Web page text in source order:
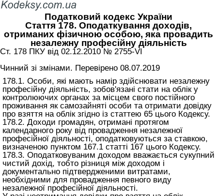
Податковий кодекс України
Стаття 178. Оподаткування доходів,
отриманих фізичною особою, яка провадить
незалежну професійну діяльність
Ст. 178 ПКУ від 02.12.2010 № 2755-VI
Чинний зі змінами. Перевірено 08.07.2019
178.1. Особи, які мають намір здійснювати незалежну
професійну діяльність, зобов'язані стати на облік у
контролюючих органах за місцем свого постійного
проживання як самозайняті особи та отримати довідку
про взяття на облік згідно із статтею 65 цього Кодексу.
178.2. Доходи громадян, отримані протягом
календарного року від провадження незалежної
професійної діяльності, оподатковуються за ставкою,
визначеною пунктом 167.1 статті 167 цього Кодексу.
178.3. Оподатковуваним доходом вважається сукупний
чистий дохід, тобто різниця між доходом і
документально підтвердженими витратами,
необхідними для провадження певного виду
незалежної професійної діяльності.